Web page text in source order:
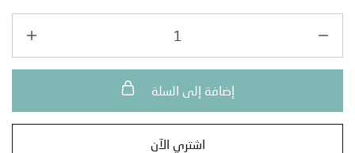
إضافة إلى السلة
اشتري الآن